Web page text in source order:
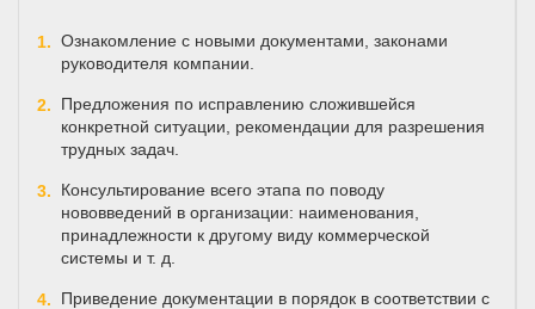
Ознакомление с новыми документами, законами
руководителя компании.
Предложения по исправлению сложившейся
конкретной ситуации, рекомендации для разрешения
трудных задач.
Консультирование всего этапа по поводу
нововведений в организации: наименования,
принадлежности к другому виду коммерческой
системы и т. д.
Приведение документации в порядок в соответствии с